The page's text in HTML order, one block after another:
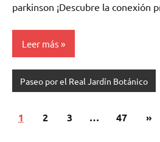
parkinson ¡Descubre la conexión
Leer más
Paseo por el Real Jardín Botánico
Navegación
1 2 3 … 47 »